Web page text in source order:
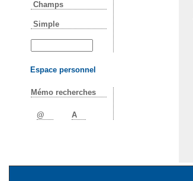
Champs
Simple
Espace personnel
Mémo recherches
@ A